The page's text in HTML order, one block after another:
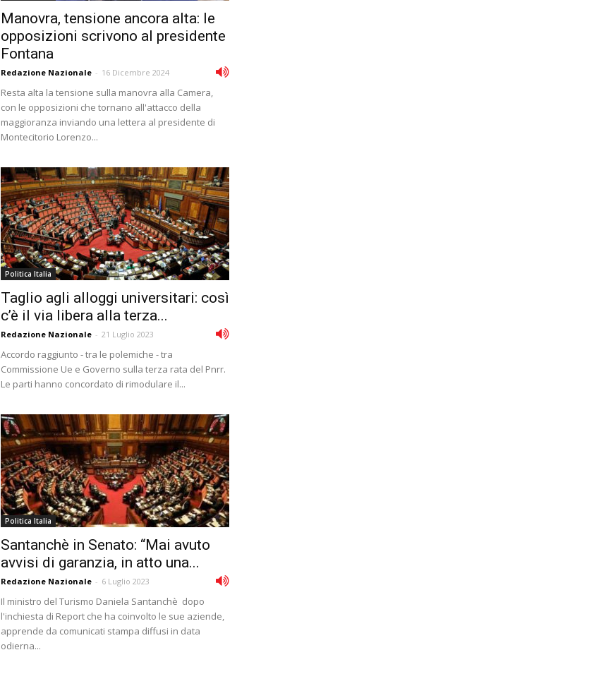
Manovra, tensione ancora alta: le
opposizioni scrivono al presidente
Fontana
Redazione Nazionale - 16 Dicembre 2024
Resta alta la tensione sulla manovra alla Camera,
con le opposizioni che tornano all'attacco della
maggioranza inviando una lettera al presidente di
Montecitorio Lorenzo...
Politica Italia
Taglio agli alloggi universitari: così
c’è il via libera alla terza...
Redazione Nazionale - 21 Luglio 2023
Accordo raggiunto - tra le polemiche - tra
Commissione Ue e Governo sulla terza rata del Pnrr.
Le parti hanno concordato di rimodulare il...
Politica Italia
Santanchè in Senato: “Mai avuto
avvisi di garanzia, in atto una...
Redazione Nazionale - 6 Luglio 2023
Il ministro del Turismo Daniela Santanchè dopo
l'inchiesta di Report che ha coinvolto le sue aziende,
apprende da comunicati stampa diffusi in data
odierna...